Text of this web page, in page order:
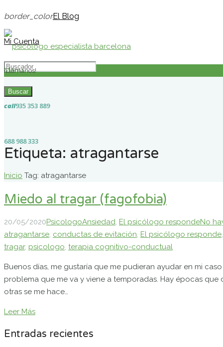
border_colorEl Blog
Mi Cuenta
Buscar
Menú
call935 353 889
688 988 333
¡Llámanos!
Etiqueta: atragantarse
Inicio Tag: atragantarse
Miedo al tragar (fagofobia)
20/05/2020PsicologoAnsiedad, El psicólogo respondeNo
atragantarse, conductas de evitación, El psicólogo responde
tragar, psicologo, terapia cognitivo-conductual
Buenos días, me gustaría que me pudieran ayudar en mi
problema que me va y viene a temporadas. Hay épocas
otras se me hace…
Leer Más
Entradas recientes